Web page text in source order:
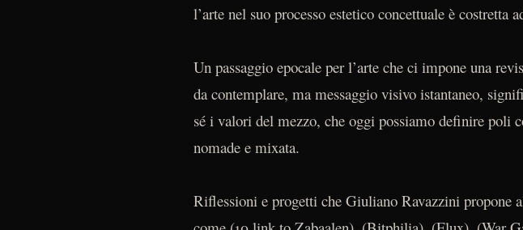
l’arte nel suo processo estetico concettuale è costretta
Un passaggio epocale per l’arte che ci impone una
da contemplare, ma messaggio visivo istantaneo,
sé i valori del mezzo, che oggi possiamo definire poli
nomade e mixata.
Riflessioni e progetti che Giuliano Ravazzini propone